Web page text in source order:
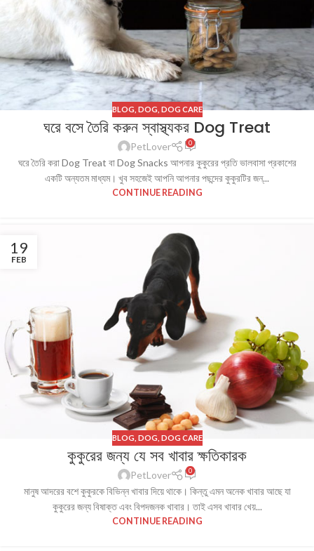
BLOG DOG DOG CARE
ঘরে বসে তৈরি করুন স্বাস্থ্যকর Dog Treat
PetLover 0
ঘরে তৈরি করা Dog Treat বা Dog Snacks আপনার কুকুরের প্রতি ভালবাসা প্রকাশের
একটি অন্যতম মাধ্যম। খুব সহজেই আপনি আপনার পছন্দের কুকুরটির জন্...
CONTINUE READING
19
FEB
BLOG DOG DOG CARE
কুকুরের জন্য যে সব খাবার ক্ষতিকারক
PetLover 0
মানুষ আদরের বশে কুকুরকে বিভিন্ন খাবার দিয়ে থাকে। কিন্তু এমন অনেক খাবার আছে যা
কুকুরের জন্য বিষাক্ত এবং বিপদজনক খাবার। তাই এসব খাবার খেয়...
CONTINUE READING